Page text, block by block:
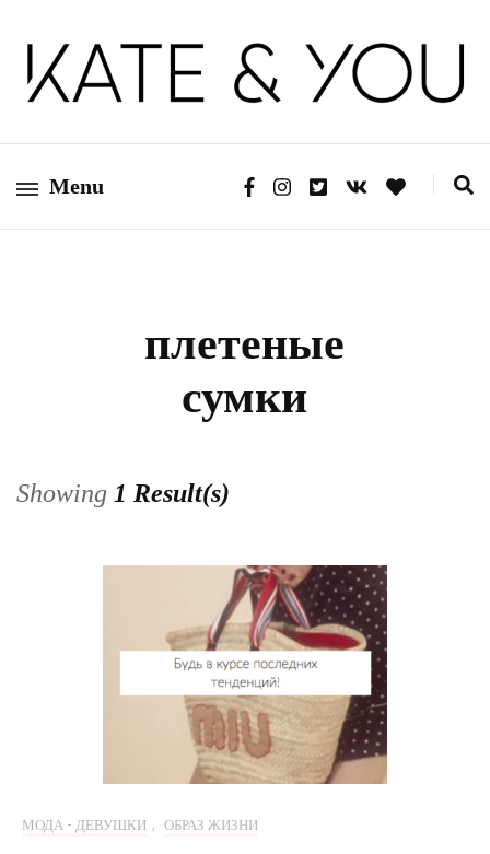
Kate&You
Menu
плетеные
сумки
Showing 1 Result(s)
МОДА - ДЕВУШКИ , ОБРАЗ ЖИЗНИ